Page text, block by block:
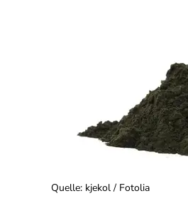
Quelle: kjekol / Fotolia